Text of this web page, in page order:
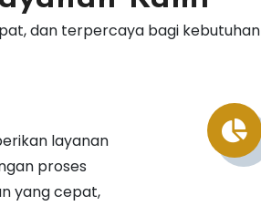
Sesuai Dengan Tingkat Risiko
Selengkapnya
dan terpercaya bagi kebutuhan
layanan
proses
yang cepat,